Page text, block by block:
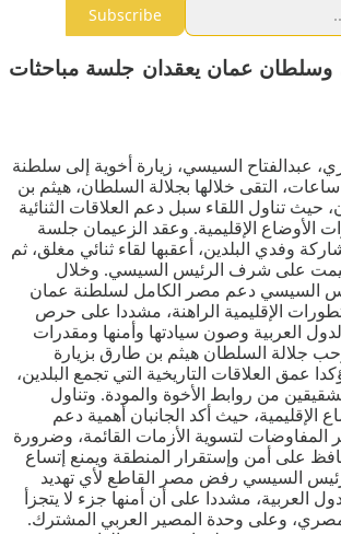
Subscribe
وسلطان عمان يعقدان جلسة مباحثات
عبدالفتاح السيسي، زيارة أخوية إلى سلطنة
التقى خلالها بجلالة السلطان، هيثم بن
تناول اللقاء سبل دعم العلاقات الثنائية
الأوضاع الإقليمية. وعقد الزعيمان جلسة
وفدي البلدين، أعقبها لقاء ثنائي مغلق، ثم
على شرف الرئيس السيسي. وخلال
السيسي دعم مصر الكامل لسلطنة عمان
الإقليمية الراهنة، مشددا على حرص
العربية وصون سيادتها وأمنها ومقدرات
جلالة السلطان هيثم بن طارق بزيارة
عمق العلاقات التاريخية التي تجمع البلدين،
من روابط الأخوة والمودة. وتناول
الإقليمية، حيث أكد الجانبان أهمية دعم
المفاوضات لتسوية الأزمات القائمة، وضرورة
على أمن وإستقرار المنطقة ويمنع إتساع
السيسي رفض مصر القاطع لأي تهديد
العربية، مشددا على أن أمنها جزء لا يتجزأ
وعلى وحدة المصير العربي المشترك.